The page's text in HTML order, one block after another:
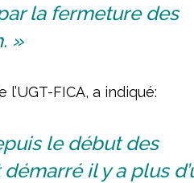
la fermeture des
»
FICA, a indiqué:
le début des
il y a plus